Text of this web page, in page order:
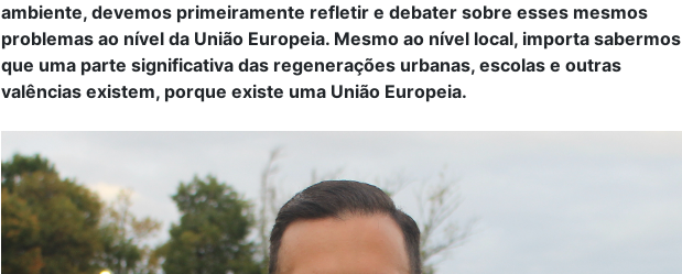
ambiente, devemos primeiramente refletir e debater sobre esses mesmos
problemas ao nível da União Europeia. Mesmo ao nível local, importa sabermos
que uma parte significativa das regenerações urbanas, escolas e outras
valências existem, porque existe uma União Europeia.